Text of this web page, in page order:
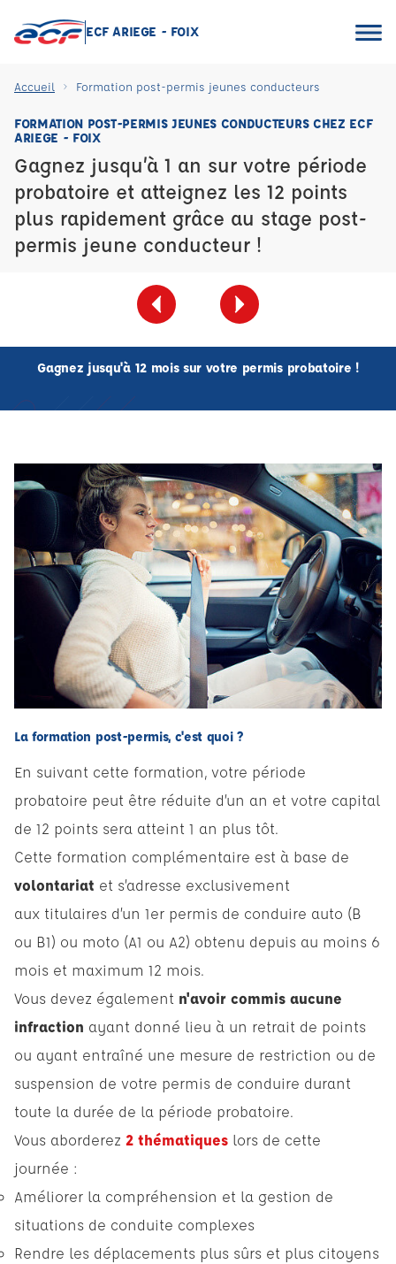
ECF ARIEGE - FOIX
Accueil Formation post-permis jeunes conducteurs
FORMATION POST-PERMIS JEUNES CONDUCTEURS CHEZ ECF
ARIEGE - FOIX
Gagnez jusqu’à 1 an sur votre période
probatoire et atteignez les 12 points
plus rapidement grâce au stage post-
permis jeune conducteur !
Gagnez jusqu'à 12 mois sur votre permis probatoire !
La formation post-permis, c'est quoi ?
En suivant cette formation, votre période
probatoire peut être réduite d’un an et votre capital
de 12 points sera atteint 1 an plus tôt.
Cette formation complémentaire est à base de
volontariat et s’adresse exclusivement
aux titulaires d’un 1er permis de conduire auto (B
ou B1) ou moto (A1 ou A2) obtenu depuis au moins 6
mois et maximum 12 mois.
Vous devez également n'avoir commis aucune
infraction ayant donné lieu à un retrait de points
ou ayant entraîné une mesure de restriction ou de
suspension de votre permis de conduire durant
toute la durée de la période probatoire.
Vous aborderez 2 thématiques lors de cette
journée :
Améliorer la compréhension et la gestion de
situations de conduite complexes
Rendre les déplacements plus sûrs et plus citoyens